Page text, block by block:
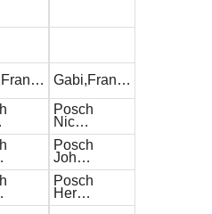
Gabi,Fran…
Posch
Nic…
Posch
Joh…
Posch
Her…